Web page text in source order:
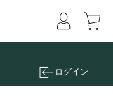
ログイン